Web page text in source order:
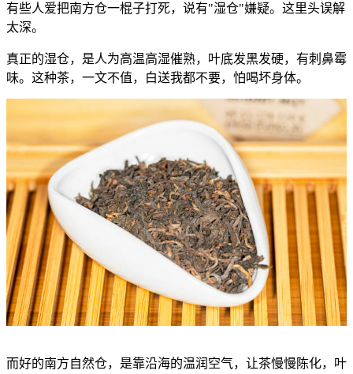
有些人爱把南方仓一棍子打死，说有"湿仓"嫌疑。这里头误解
太深。
真正的湿仓，是人为高温高湿催熟，叶底发黑发硬，有刺鼻霉
味。这种茶，一文不值，白送我都不要，怕喝坏身体。
而好的南方自然仓，是靠沿海的温润空气，让茶慢慢陈化，叶